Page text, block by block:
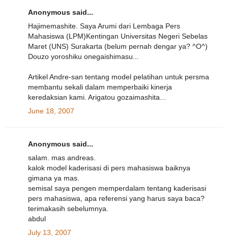
Anonymous said...
Hajimemashite. Saya Arumi dari Lembaga Pers
Mahasiswa (LPM)Kentingan Universitas Negeri Sebelas
Maret (UNS) Surakarta (belum pernah dengar ya? ^O^)
Douzo yoroshiku onegaishimasu...
Artikel Andre-san tentang model pelatihan untuk persma
membantu sekali dalam memperbaiki kinerja
keredaksian kami. Arigatou gozaimashita...
June 18, 2007
Anonymous said...
salam. mas andreas.
kalok model kaderisasi di pers mahasiswa baiknya
gimana ya mas.
semisal saya pengen memperdalam tentang kaderisasi
pers mahasiswa, apa referensi yang harus saya baca?
terimakasih sebelumnya.
abdul
July 13, 2007